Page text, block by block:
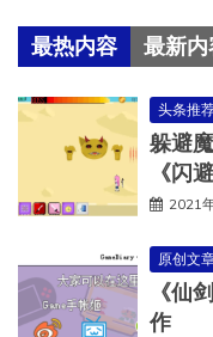
最热内容 最新内
头条推
躲避
《闪
2021
原创文
《仙
作